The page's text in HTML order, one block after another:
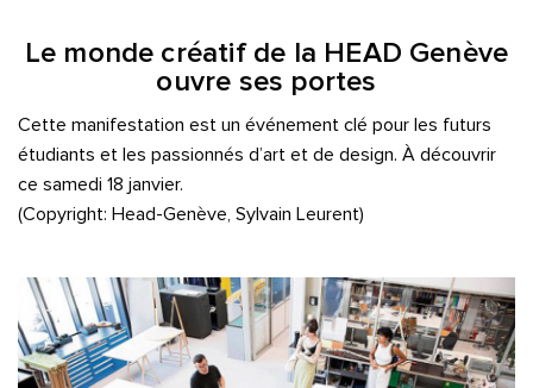
Le monde créatif de la HEAD Genève
ouvre ses portes
Cette manifestation est un événement clé pour les futurs
étudiants et les passionnés d’art et de design. À découvrir
ce samedi 18 janvier.
(Copyright: Head-Genève, Sylvain Leurent)